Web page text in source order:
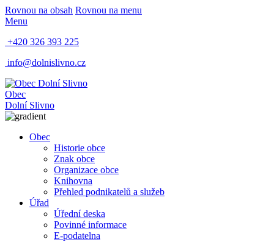
Rovnou na obsah Rovnou na menu
Menu
+420 326 393 225
info@dolnislivno.cz
Obec
Dolní Slivno
Obec
Historie obce
Znak obce
Organizace obce
Knihovna
Přehled podnikatelů a služeb
Úřad
Úřední deska
Povinné informace
E-podatelna